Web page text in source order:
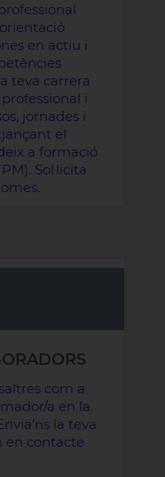
en actiu i
teva carrera
i
jornades i
el
a formació
Sol·licita
com a
a en la
la teva
en contacte